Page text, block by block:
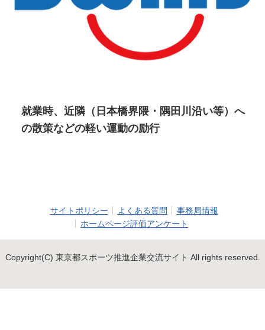
就業時、近隣（日本橋界隈・隅田川沿い等）へ
の散策などの軽い運動の励行
サイトポリシー よくある質問
事務局情報
ホームページ評価アンケート
Copyright(C) 東京都スポーツ推進企業交流サイト All rights reserved.